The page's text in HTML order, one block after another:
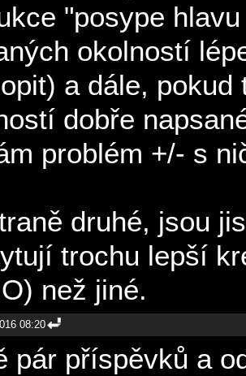
"posype
okolností
a dále, pokud
dobře
problém +/- s
druhé, jsou
trochu lepší
než jiné.
08:20
pár příspěvků a